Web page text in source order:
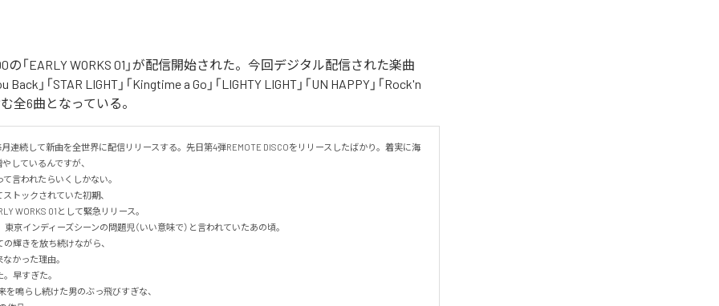
の「EARLY WORKS 01」が配信開始された。今回デジタル配信された楽曲
Back」「STAR LIGHT」「Kingtime a Go」「LIGHTY LIGHT」「UN HAPPY」「Rock'n
全6曲となっている。
連続して新曲を全世界に配信リリースする。先日第4弾REMOTE DISCOをリリースしたばかり。着実に海
しているんですが、
言われたらいくしかない。
トックされていた初期、
WORKS 01として緊急リリース。
京インディーズシーンの問題児（いい意味で）と言われていたあの頃。
輝きを放ち続けながら、
かった理由。
早すぎた。
を鳴らし続けた男のぶっ飛びすぎな、